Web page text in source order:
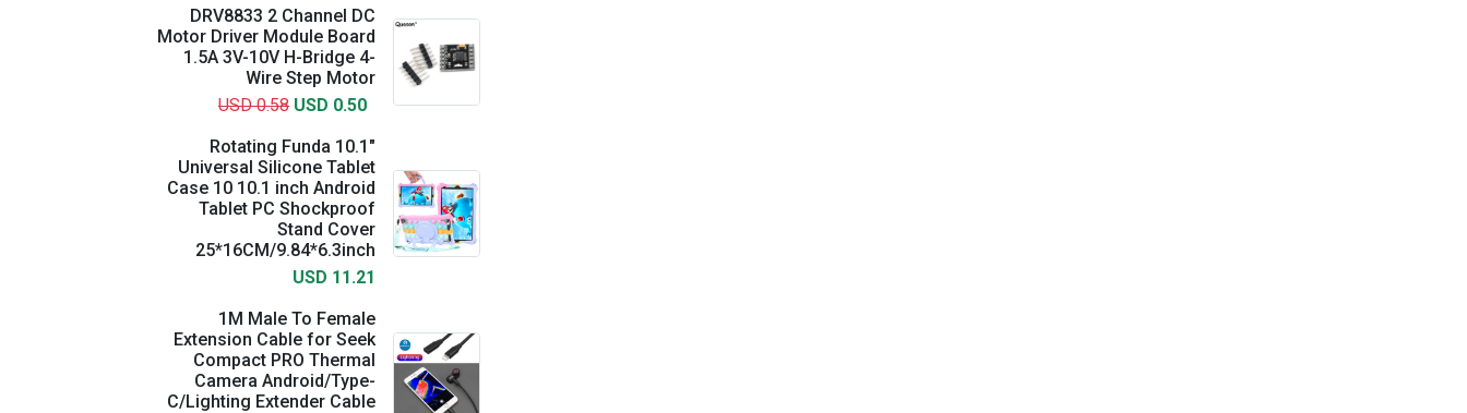
DRV8833 2 Channel DC
Motor Driver Module Board
1.5A 3V-10V H-Bridge 4-
Wire Step Motor
USD 0.58 USD 0.50
Rotating Funda 10.1"
Universal Silicone Tablet
Case 10 10.1 inch Android
Tablet PC Shockproof
Stand Cover
25*16CM/9.84*6.3inch
USD 11.21
1M Male To Female
Extension Cable for Seek
Compact PRO Thermal
Camera Android/Type-
C/Lighting Extender Cable